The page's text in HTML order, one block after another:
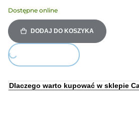
Dostępne online
DODAJ DO KOSZYKA
Dlaczego warto kupować w sklepie